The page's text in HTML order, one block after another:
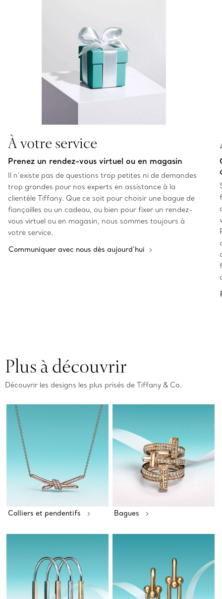
À votre service
Prenez un rendez-vous virtuel ou en magasin
Il n’existe pas de questions trop petites ni de demandes
trop grandes pour nos experts en assistance à la
clientèle Tiffany. Que ce soit pour choisir une bague de
fiançailles ou un cadeau, ou bien pour fixer un rendez-
vous virtuel ou en magasin, nous sommes toujours à
votre service.
Communiquer avec nous dès aujourd’hui
Plus à découvrir
Découvrir les designs les plus prisés de Tiffany & Co.
Colliers et pendentifs Bagues